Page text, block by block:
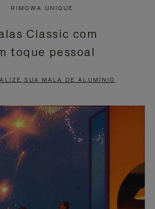
RIMOWA UNIQUE
Classic com
toque pessoal
SUA MALA DE ALUMÍNIO